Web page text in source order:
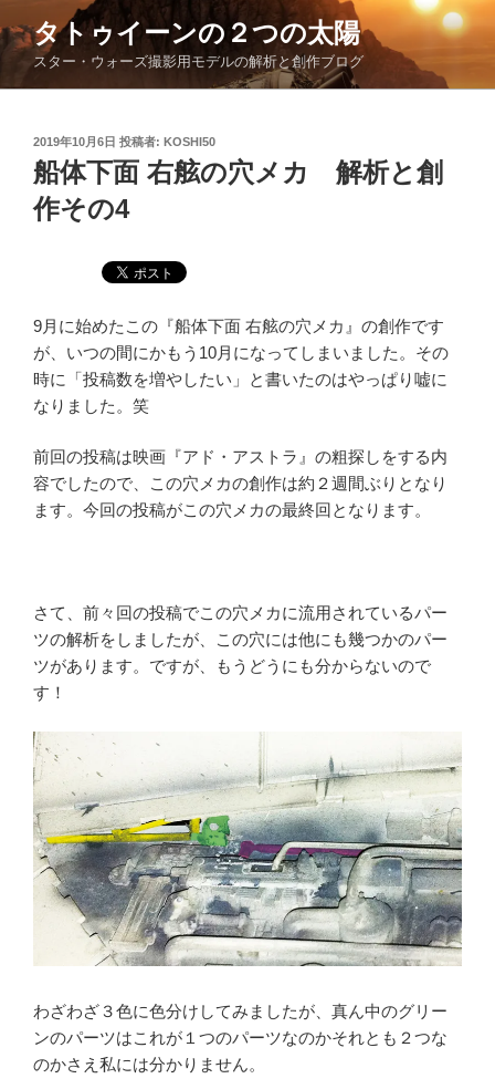
ン
ン
タトゥイーンの２つの太陽
スター・ウォーズ撮影用モデルの解析と創作ブログ
投
稿
日:
2019年10月6日 投稿者: KOSHI50
船体下面 右舷の穴メカ 解析と創
作その4
9月に始めたこの『船体下面 右舷の穴メカ』の創作です
が、いつの間にかもう10月になってしまいました。その
時に「投稿数を増やしたい」と書いたのはやっぱり嘘に
なりました。笑
前回の投稿は映画『アド・アストラ』の粗探しをする内
容でしたので、この穴メカの創作は約２週間ぶりとなり
ます。今回の投稿がこの穴メカの最終回となります。
さて、前々回の投稿でこの穴メカに流用されているパー
ツの解析をしましたが、この穴には他にも幾つかのパー
ツがあります。ですが、もうどうにも分からないので
す！
わざわざ３色に色分けしてみましたが、真ん中のグリー
ンのパーツはこれが１つのパーツなのかそれとも２つな
のかさえ私には分かりません。